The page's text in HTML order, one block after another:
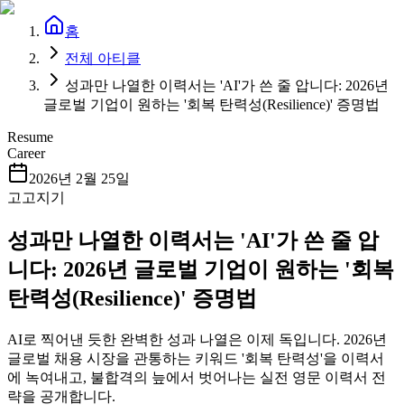
홈
전체 아티클
성과만 나열한 이력서는 'AI'가 쓴 줄 압니다: 2026년
글로벌 기업이 원하는 '회복 탄력성(Resilience)' 증명법
Resume
Career
2026년 2월 25일
고고지기
성과만 나열한 이력서는 'AI'가 쓴 줄 압
니다: 2026년 글로벌 기업이 원하는 '회복
탄력성(Resilience)' 증명법
AI로 찍어낸 듯한 완벽한 성과 나열은 이제 독입니다. 2026년
글로벌 채용 시장을 관통하는 키워드 '회복 탄력성'을 이력서
에 녹여내고, 불합격의 늪에서 벗어나는 실전 영문 이력서 전
략을 공개합니다.